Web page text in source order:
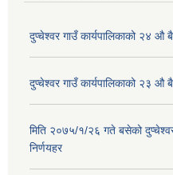
दुप्चेश्वर गाउँ कार्यपालिकाको २४ औ
दुप्चेश्वर गाउँ कार्यपालिकाको २३ औ
मिति २०७५/१/२६ गते बसेको
निर्णयहर